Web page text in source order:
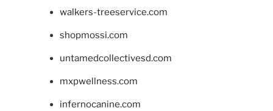
walkers-treeservice.com
shopmossi.com
untamedcollectivesd.com
mxpwellness.com
infernocanine.com